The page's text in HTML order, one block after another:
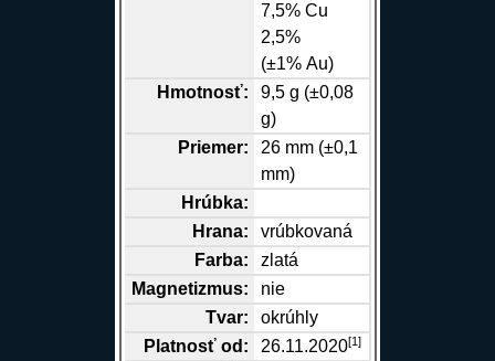
7,5%Cu
2,5%
(±1%Au)
Hmotnosť:
9,5 g (±0,08
g)
Priemer:
26 mm (±0,1
mm)
Hrúbka:
Hrana:
vrúbkovaná
Farba:
zlatá
Magnetizmus:
nie
Tvar:
okrúhly
Platnosť od:
26.11.2020[1]